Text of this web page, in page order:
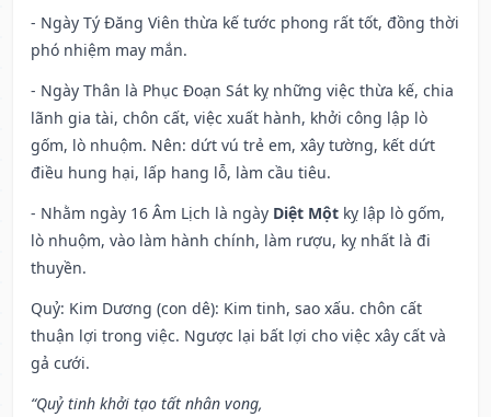
- Ngày Tý Đăng Viên thừa kế tước phong rất tốt, đồng thời
phó nhiệm may mắn.
- Ngày Thân là Phục Đoạn Sát kỵ những việc thừa kế, chia
lãnh gia tài, chôn cất, việc xuất hành, khởi công lập lò
gốm, lò nhuộm. Nên: dứt vú trẻ em, xây tường, kết dứt
điều hung hại, lấp hang lỗ, làm cầu tiêu.
- Nhằm ngày 16 Âm Lịch là ngày Diệt Một kỵ lập lò gốm,
lò nhuộm, vào làm hành chính, làm rượu, kỵ nhất là đi
thuyền.
Quỷ: Kim Dương (con dê): Kim tinh, sao xấu. chôn cất
thuận lợi trong việc. Ngược lại bất lợi cho việc xây cất và
gả cưới.
“Quỷ tinh khởi tạo tất nhân vong,